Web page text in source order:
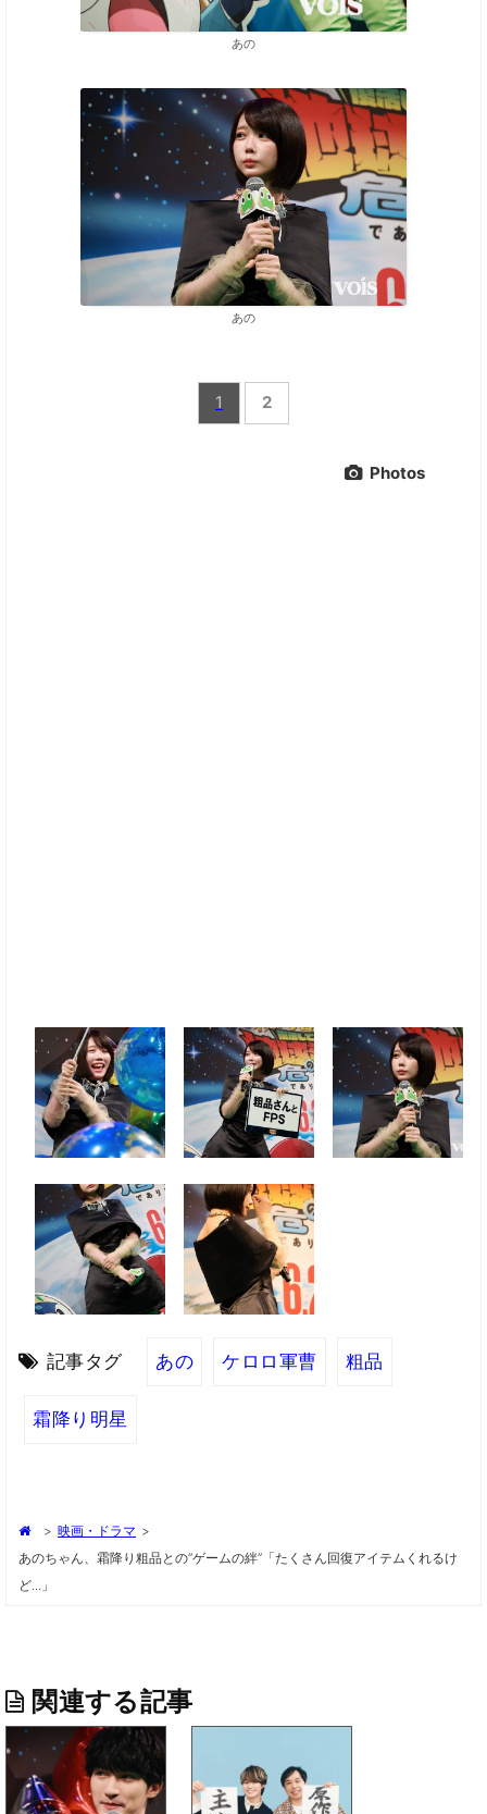
あの
あの
1 2
Photos
記事タグ あの ケロロ軍曹 粗品
霜降り明星
> 映画・ドラマ >
あのちゃん、霜降り粗品との“ゲームの絆”「たくさん回復アイテムくれるけ
ど...」
関連する記事